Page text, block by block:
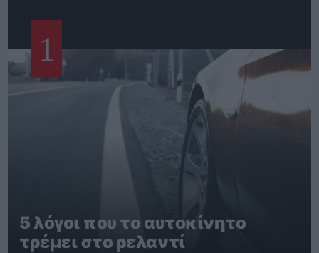
1
5 λόγοι που το αυτοκίνητο
τρέμει στο ρελαντί